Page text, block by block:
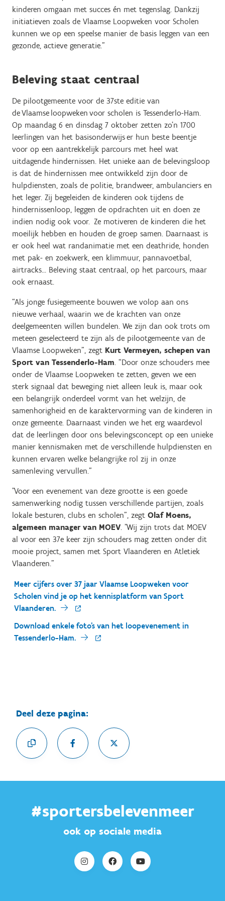
kinderen omgaan met succes én met tegenslag. Dankzij
initiatieven zoals de Vlaamse Loopweken voor Scholen
kunnen we op een speelse manier de basis leggen van een
gezonde, actieve generatie.”
Beleving staat centraal
De pilootgemeente voor de 37ste editie van
de Vlaamse loopweken voor scholen is Tessenderlo-Ham.
Op maandag 6 en dinsdag 7 oktober zetten zo’n 1700
leerlingen van het basisonderwijs er hun beste beentje
voor op een aantrekkelijk parcours met heel wat
uitdagende hindernissen. Het unieke aan de belevingsloop
is dat de hindernissen mee ontwikkeld zijn door de
hulpdiensten, zoals de politie, brandweer, ambulanciers en
het leger. Zij begeleiden de kinderen ook tijdens de
hindernissenloop, leggen de opdrachten uit en doen ze
indien nodig ook voor. Ze motiveren de kinderen die het
moeilijk hebben en houden de groep samen. Daarnaast is
er ook heel wat randanimatie met een deathride, honden
met pak- en zoekwerk, een klimmuur, pannavoetbal,
airtracks… Beleving staat centraal, op het parcours, maar
ook ernaast.
“Als jonge fusiegemeente bouwen we volop aan ons
nieuwe verhaal, waarin we de krachten van onze
deelgemeenten willen bundelen. We zijn dan ook trots om
meteen geselecteerd te zijn als de pilootgemeente van de
Vlaamse Loopweken”, zegt Kurt Vermeyen, schepen van
Sport van Tessenderlo-Ham. “Door onze schouders mee
onder de Vlaamse Loopweken te zetten, geven we een
sterk signaal dat beweging niet alleen leuk is, maar ook
een belangrijk onderdeel vormt van het welzijn, de
samenhorigheid en de karaktervorming van de kinderen in
onze gemeente. Daarnaast vinden we het erg waardevol
dat de leerlingen door ons belevingsconcept op een unieke
manier kennismaken met de verschillende hulpdiensten en
kunnen ervaren welke belangrijke rol zij in onze
samenleving vervullen.”
"Voor een evenement van deze grootte is een goede
samenwerking nodig tussen verschillende partijen, zoals
lokale besturen, clubs en scholen", zegt Olaf Moens,
algemeen manager van MOEV. "Wij zijn trots dat MOEV
al voor een 37e keer zijn schouders mag zetten onder dit
mooie project, samen met Sport Vlaanderen en Atletiek
Vlaanderen."
Meer cijfers over 37 jaar Vlaamse Loopweken voor
Scholen vind je op het kennisplatform van Sport
Vlaanderen.
Download enkele foto's van het loopevenement in
Tessenderlo-Ham.
Deel deze pagina:
#sportersbelevenmeer
ook op sociale media